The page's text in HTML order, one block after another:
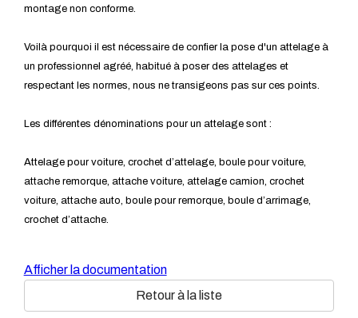
montage non conforme.
Voilà pourquoi il est nécessaire de confier la pose d'un attelage à
un professionnel agréé, habitué à poser des attelages et
respectant les normes, nous ne transigeons pas sur ces points.
Les différentes dénominations pour un attelage sont :
Attelage pour voiture, crochet d’attelage, boule pour voiture,
attache remorque, attache voiture, attelage camion, crochet
voiture, attache auto, boule pour remorque, boule d’arrimage,
crochet d’attache.
Afficher la documentation
Retour à la liste